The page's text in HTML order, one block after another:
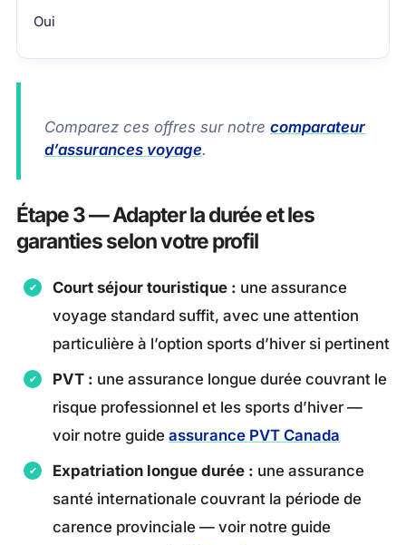
Oui
Comparez ces offres sur notre comparateur
d’assurances voyage.
Étape 3 — Adapter la durée et les
garanties selon votre profil
Court séjour touristique : une assurance
voyage standard suffit, avec une attention
particulière à l’option sports d’hiver si pertinent
PVT : une assurance longue durée couvrant le
risque professionnel et les sports d’hiver —
voir notre guide assurance PVT Canada
Expatriation longue durée : une assurance
santé internationale couvrant la période de
carence provinciale — voir notre guide